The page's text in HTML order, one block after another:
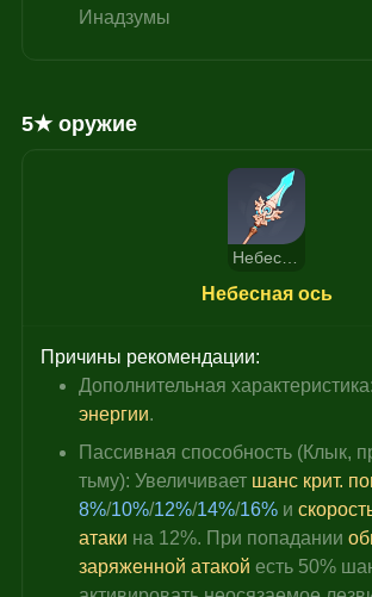
Инадзумы
5★ оружие
Небесная ось
Небесная ось
Причины рекомендации:
Дополнительная характеристика:
энергии.
Пассивная способность (Клык,
тьму): Увеличивает шанс крит.
8%/10%/12%/14%/16% и
атаки на 12%. При попадании
заряженной атакой есть 50%